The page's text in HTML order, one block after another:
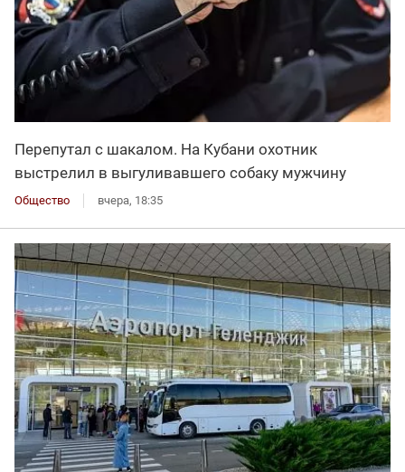
Перепутал с шакалом. На Кубани охотник
выстрелил в выгуливавшего собаку мужчину
Общество вчера, 18:35